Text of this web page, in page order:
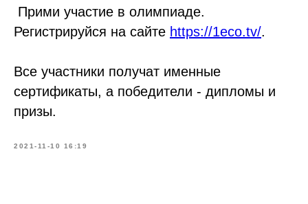
Прими участие в олимпиаде.
Регистрируйся на сайте https://1eco.tv/.
Все участники получат именные
сертификаты, а победители - дипломы и
призы.
2021-11-10 16:19